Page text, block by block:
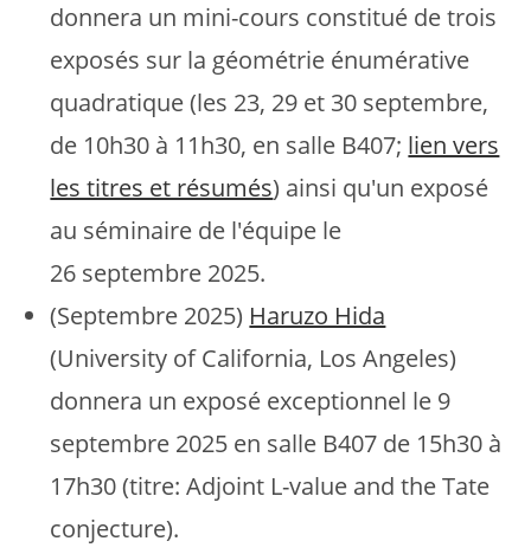
donnera un mini-cours constitué de trois
exposés sur la géométrie énumérative
quadratique (les 23, 29 et 30 septembre,
de 10h30 à 11h30, en salle B407; lien vers
les titres et résumés) ainsi qu'un exposé
au séminaire de l'équipe le
26 septembre 2025.
(Septembre 2025) Haruzo Hida
(University of California, Los Angeles)
donnera un exposé exceptionnel le 9
septembre 2025 en salle B407 de 15h30 à
17h30 (titre: Adjoint L-value and the Tate
conjecture).